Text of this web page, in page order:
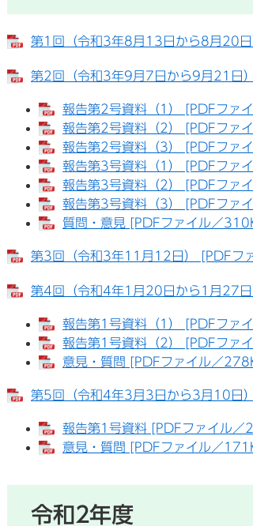
第1回（令和3年8月13日から8月20
第2回（令和3年9月7日から9月21
報告第2号資料（1） [PDFファ
報告第2号資料（2） [PDFファ
報告第2号資料（3） [PDFファ
報告第3号資料（1） [PDFファ
報告第3号資料（2） [PDFファ
報告第3号資料（3） [PDFファ
質問・意見 [PDFファイル／
第3回（令和3年11月12日） [PDFフ
第4回（令和4年1月20日から1月27
報告第1号資料（1） [PDFファ
報告第1号資料（2） [PDFファ
意見・質問 [PDFファイル／
第5回（令和4年3月3日から3月10
報告第1号資料 [PDFファイル／
意見・質問 [PDFファイル／
令和2年度